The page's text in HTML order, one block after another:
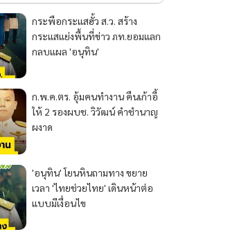
กระพือกระแสฮั้ว ส.ว. สร้าง
กระแสแย่งพื้นที่ข่าว ภท.ยอมแลก
กลบแผล 'อนุทิน'
ก.พ.ค.ตร. อุ้มคนทำงาน คืนเก้าอี้
ให้ 2 รองผบช. วิวัฒน์ คำชำนาญ
ผงาด
'อนุทิน' โยนหินถามทาง ขยาย
เวลา 'ไทยช่วยไทย' เดินหน้าต่อ
แบบมีเงื่อนไข